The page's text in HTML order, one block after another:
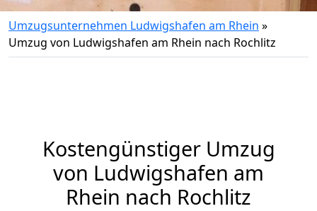
Umzugsunternehmen Ludwigshafen am Rhein »
Umzug von Ludwigshafen am Rhein nach Rochlitz
Kostengünstiger Umzug
von Ludwigshafen am
Rhein nach Rochlitz